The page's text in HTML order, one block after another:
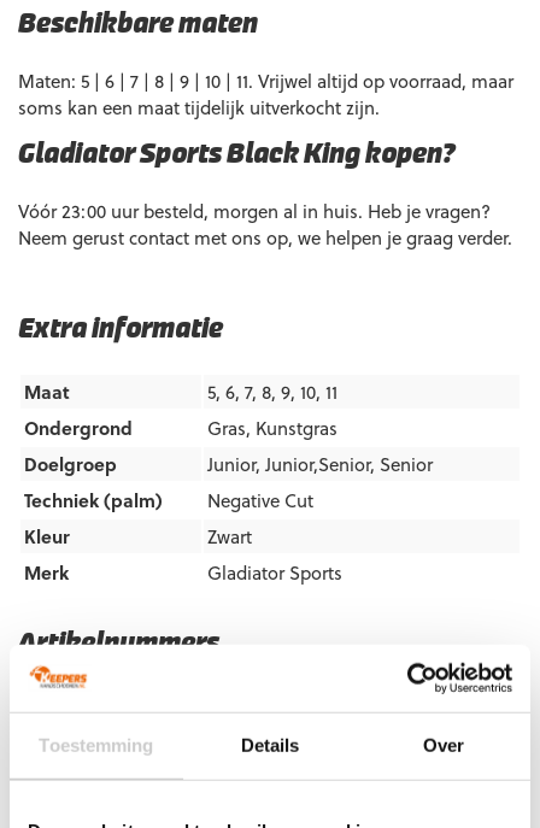
Toestemming Details Over
Artikelnummers
Let op!Houd rekening met 1-2 werkdagen extra levertijd
voor bedrukte artikelen.
Extra informatie
Maat
5, 6, 7, 8, 9, 10, 11
Ondergrond
Gras, Kunstgras
Doelgroep
Junior, Junior,Senior, Senior
Techniek (palm)
Negative Cut
Kleur
Zwart
Merk
Gladiator Sports
Beschikbare maten
Maten: 5 | 6 | 7 | 8 | 9 | 10 | 11. Vrijwel altijd op voorraad, maar
soms kan een maat tijdelijk uitverkocht zijn.
Gladiator Sports Black King kopen?
Vóór 23:00 uur besteld, morgen al in huis. Heb je vragen?
Neem gerust contact met ons op, we helpen je graag verder.